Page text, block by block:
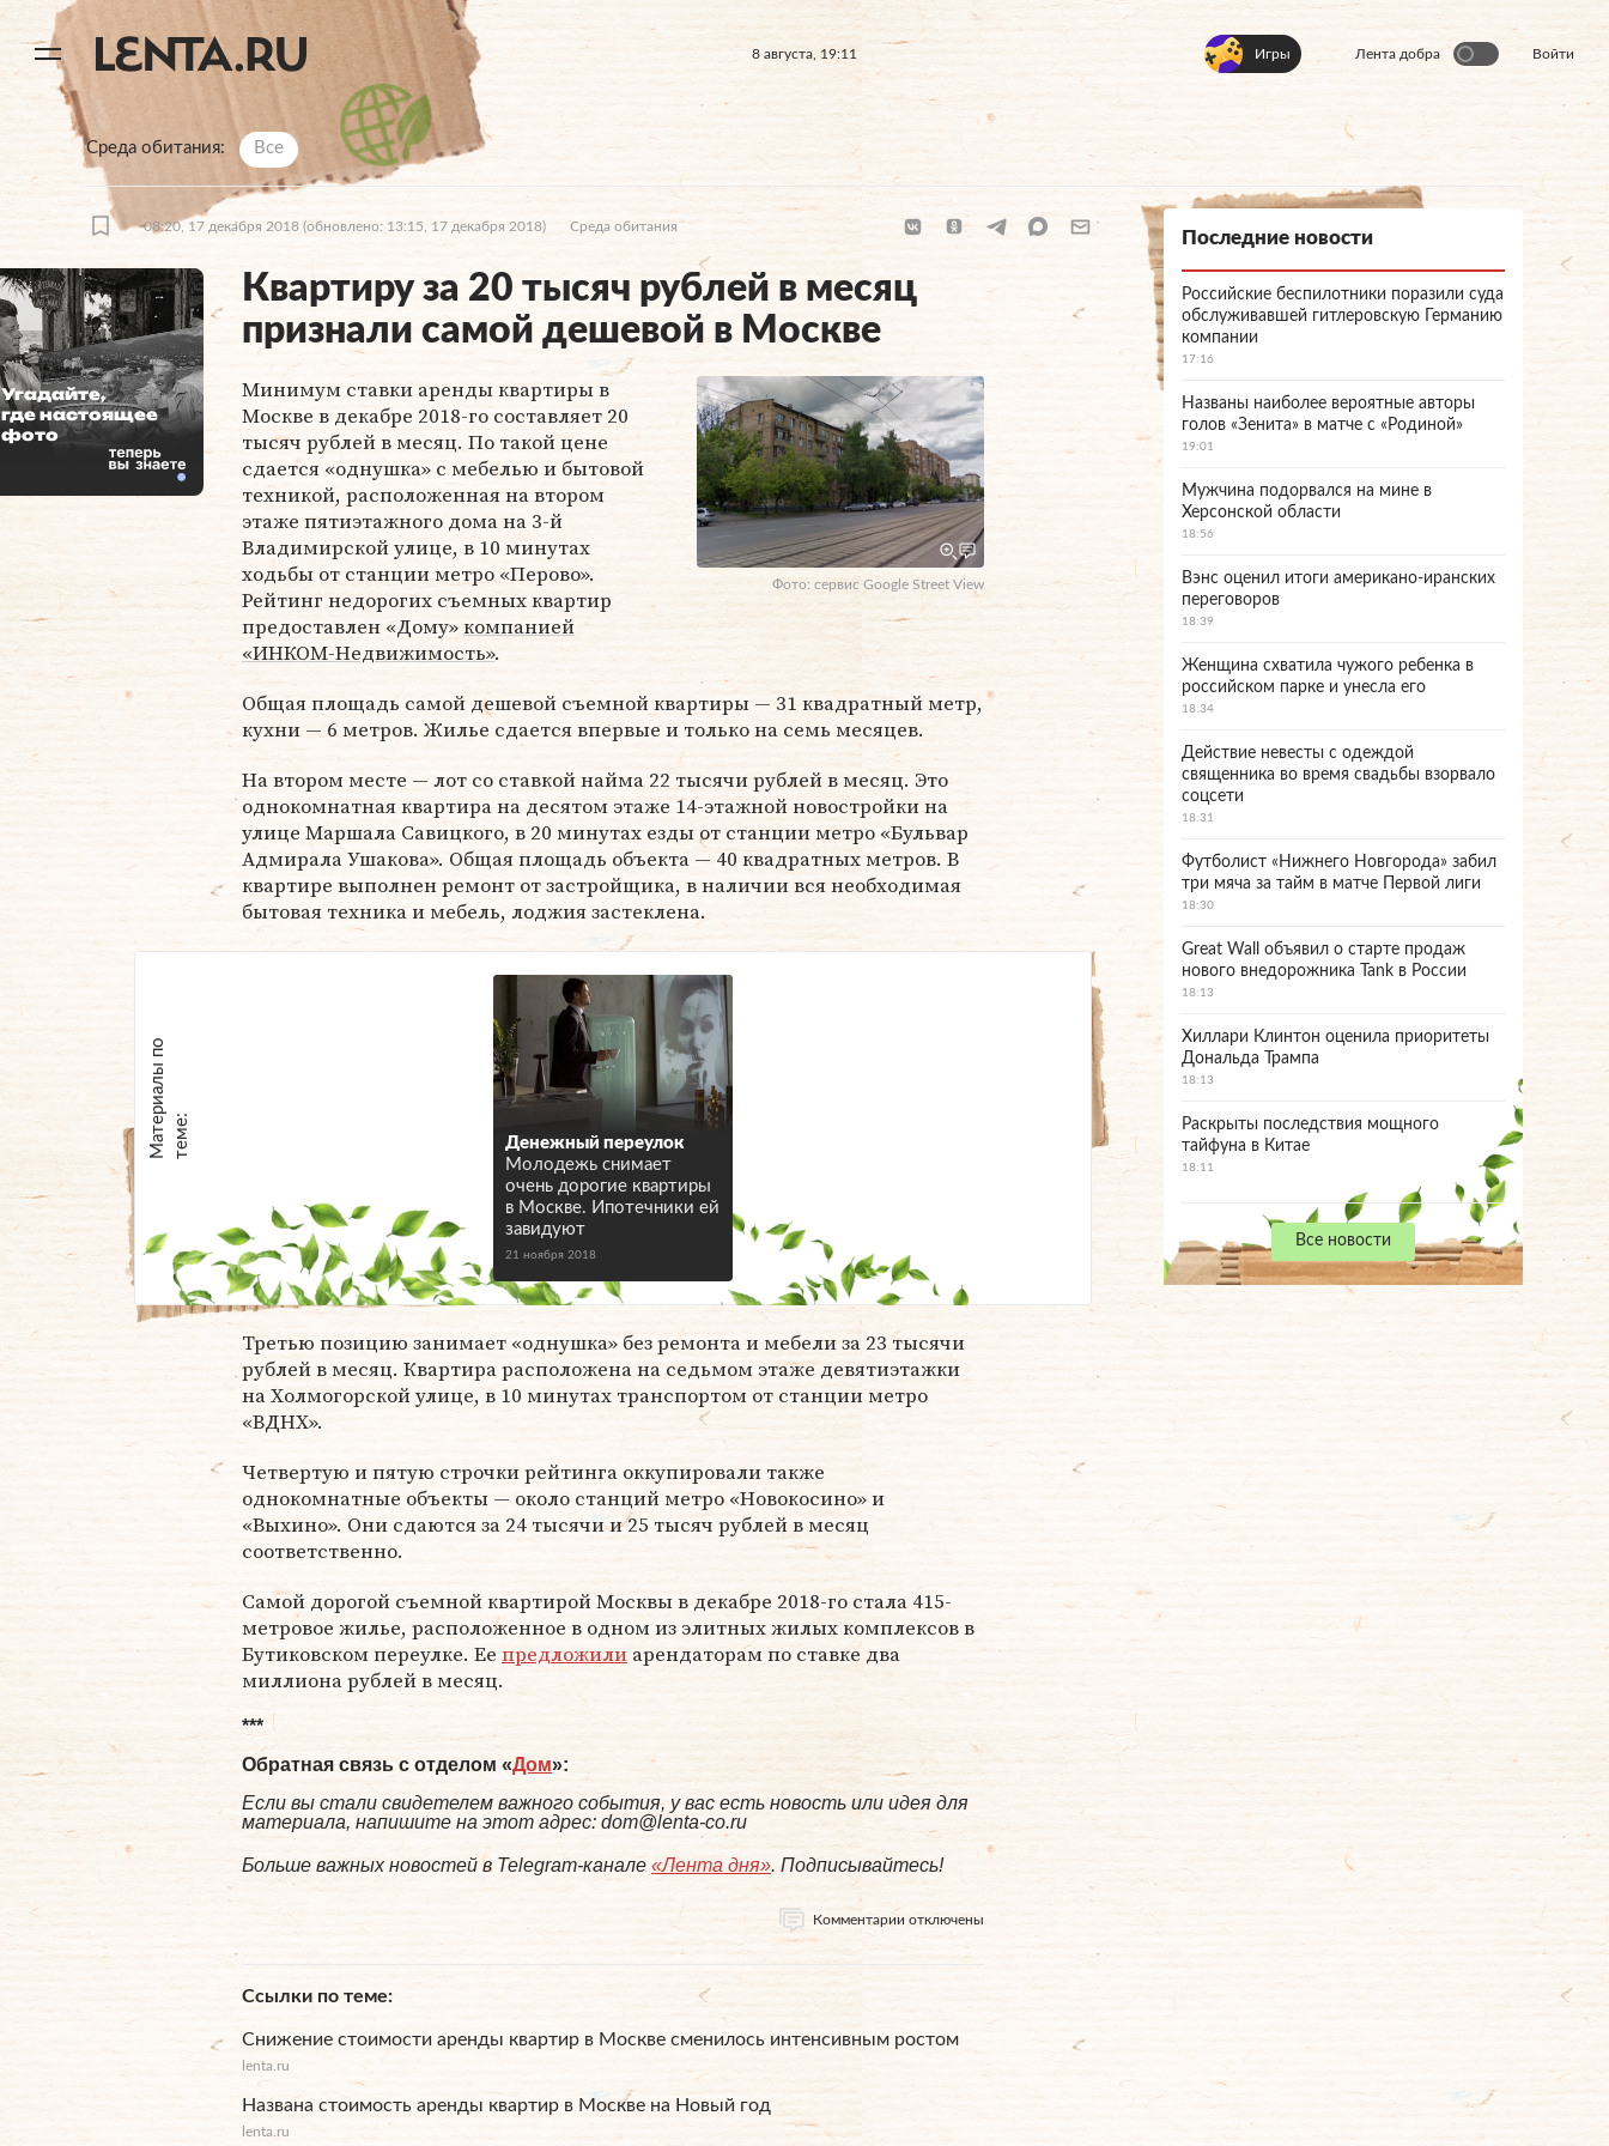
8 августа, 19:11 Игры Лента добра Войти
Среда обитания Все
08:20, 17 декабря 2018 (обновлено: 13:15, 17 декабря 2018) Среда обитания
Квартиру за 20 тысяч рублей в месяц
признали самой дешевой в Москве
Фото: сервис Google Street View
Минимум ставки аренды квартиры в
Москве в декабре 2018-го составляет 20
тысяч рублей в месяц. По такой цене
сдается «однушка» с мебелью и бытовой
техникой, расположенная на втором
этаже пятиэтажного дома на 3-й
Владимирской улице, в 10 минутах
ходьбы от станции метро «Перово».
Рейтинг недорогих съемных квартир
предоставлен «Дому»компанией
«ИНКОМ-Недвижимость».
Общая площадь самой дешевой съемной квартиры — 31 квадратный метр,
кухни — 6 метров. Жилье сдается впервые и только на семь месяцев.
На втором месте — лот со ставкой найма 22 тысячи рублей в месяц. Это
однокомнатная квартира на десятом этаже 14-этажной новостройки на
улице Маршала Савицкого, в 20 минутах езды от станции метро «Бульвар
Адмирала Ушакова». Общая площадь объекта — 40 квадратных метров. В
квартире выполнен ремонт от застройщика, в наличии вся необходимая
бытовая техника и мебель, лоджия застеклена.
М
а
т е
р
и
а
л
ы
п
о
т
е
м
е :
Денежный переулок
Молодежь снимает
очень дорогие квартиры
в Москве. Ипотечники ей
завидуют
21 ноября 2018
Третью позицию занимает «однушка» без ремонта и мебели за 23 тысячи
рублей в месяц. Квартира расположена на седьмом этаже девятиэтажки
на Холмогорской улице, в 10 минутах транспортом от станции метро
«ВДНХ».
Четвертую и пятую строчки рейтинга оккупировали также
однокомнатные объекты — около станций метро «Новокосино» и
«Выхино». Они сдаются за 24 тысячи и 25 тысяч рублей в месяц
соответственно.
Самой дорогой съемной квартирой Москвы в декабре 2018-го стала 415-
метровое жилье, расположенное в одном из элитных жилых комплексов в
Бутиковском переулке. Ее предложилиарендаторам по ставке два
миллиона рублей в месяц.
***
Обратная связь с отделом «Дом»:
Если вы стали свидетелем важного события, у вас есть новость или идея для
материала, напишите на этот адрес: dom@lenta-co.ru
Больше важных новостей в Telegram-канале«Лента дня». Подписывайтесь!
Комментарии отключены
Ссылки по теме
Снижение стоимости аренды квартир в Москве сменилось интенсивным ростом
lenta.ru
Названа стоимость аренды квартир в Москве на Новый год
lenta.ru
Угадайте,
где настоящее
фото
Последние новости
Российские беспилотники поразили суда
обслуживавшей гитлеровскую Германию
компании
17:16
Названы наиболее вероятные авторы
голов «Зенита» в матче с «Родиной»
19:01
Мужчина подорвался на мине в
Херсонской области
18:56
Вэнс оценил итоги американо-иранских
переговоров
18:39
Женщина схватила чужого ребенка в
российском парке и унесла его
18:34
Действие невесты с одеждой
священника во время свадьбы взорвало
соцсети
18:31
Футболист «Нижнего Новгорода» забил
три мяча за тайм в матче Первой лиги
18:30
Great Wall объявил о старте продаж
нового внедорожника Tank в России
18:13
Хиллари Клинтон оценила приоритеты
Дональда Трампа
18:13
Раскрыты последствия мощного
тайфуна в Китае
18:11
Все новости